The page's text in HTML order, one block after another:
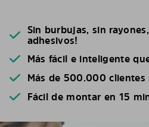
Sin burbujas, sin
adhesivos!
Más fácil e inteligente
Más de 500.000 clientes
Fácil de montar en 15